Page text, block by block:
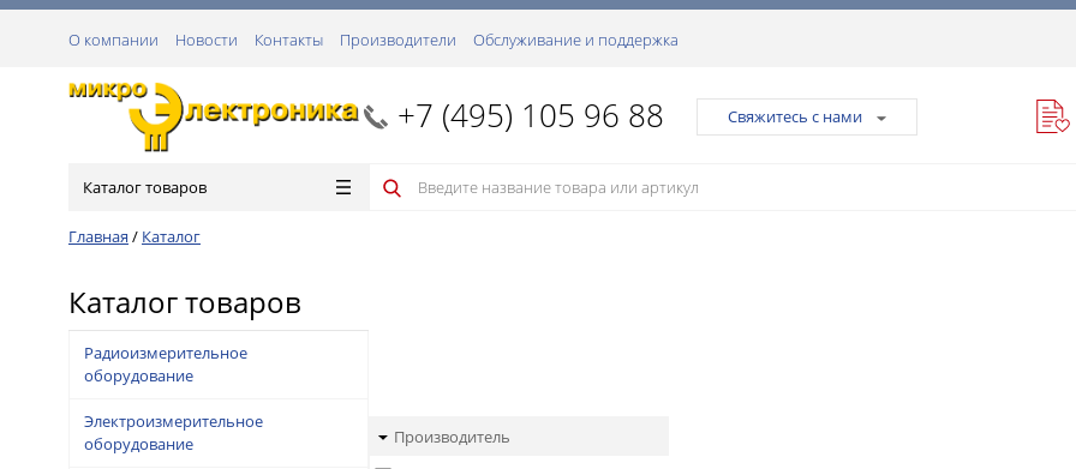
О компании Новости Контакты Производители Обслуживание и поддержка
+7 (495) 105 96 88 Свяжитесь с нами
Каталог товаров
Главная / Каталог
Каталог товаров
Радиоизмерительное
оборудование
Электроизмерительное
оборудование
Производитель